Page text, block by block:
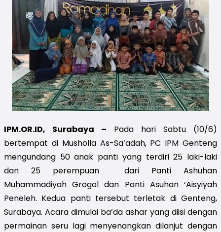
IPM.OR.ID, Surabaya – Pada hari Sabtu (10/6)
bertempat di Musholla As-Sa’adah, PC IPM Genteng
mengundang 50 anak panti yang terdiri 25 laki-laki
dan 25 perempuan  dari Panti Ashuhan
Muhammadiyah Grogol dan Panti Asuhan ‘Aisyiyah
Peneleh. Kedua panti tersebut terletak di Genteng,
Surabaya. Acara dimulai ba’da ashar yang diisi dengan
permainan seru lagi menyenangkan dilanjut dengan